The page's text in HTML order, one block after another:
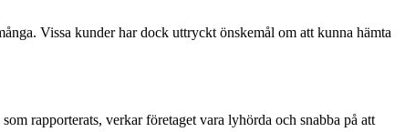
Vissa kunder har dock uttryckt önskemål om att kunna hämta
rapporterats, verkar företaget vara lyhörda och snabba på att